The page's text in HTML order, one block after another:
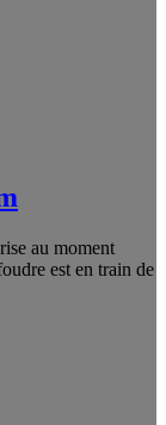
au moment
est en train de